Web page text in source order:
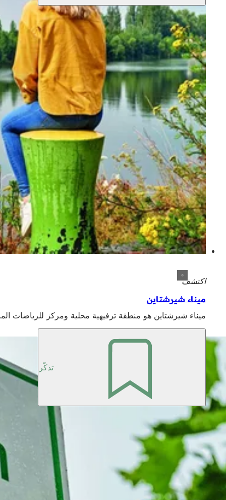
اكتشف
ميناء شيرشتاين
ميناء شيرشتاين هو منطقة ترفيهية محلية ومركز للرياضات
تذكّر